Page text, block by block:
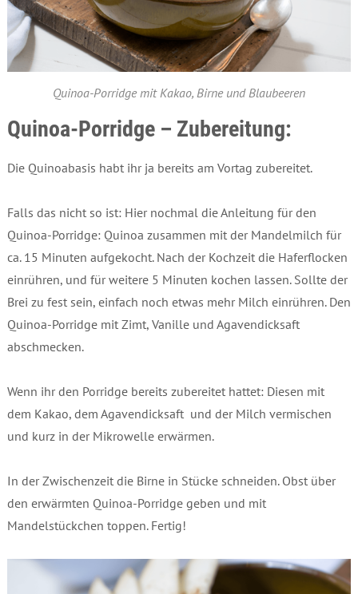
Quinoa-Porridge mit Kakao, Birne und Blaubeeren
Quinoa-Porridge – Zubereitung:
Die Quinoabasis habt ihr ja bereits am Vortag zubereitet.
Falls das nicht so ist: Hier nochmal die Anleitung für den
Quinoa-Porridge: Quinoa zusammen mit der Mandelmilch für
ca. 15 Minuten aufgekocht. Nach der Kochzeit die Haferflocken
einrühren, und für weitere 5 Minuten kochen lassen. Sollte der
Brei zu fest sein, einfach noch etwas mehr Milch einrühren. Den
Quinoa-Porridge mit Zimt, Vanille und Agavendicksaft
abschmecken.
Wenn ihr den Porridge bereits zubereitet hattet: Diesen mit
dem Kakao, dem Agavendicksaft und der Milch vermischen
und kurz in der Mikrowelle erwärmen.
In der Zwischenzeit die Birne in Stücke schneiden. Obst über
den erwärmten Quinoa-Porridge geben und mit
Mandelstückchen toppen. Fertig!